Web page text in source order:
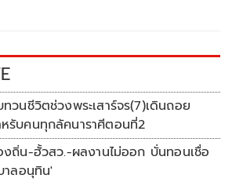
วนชีวิตช่วงพระเสาร์จร(7)เดินถอย
รับคนทุกลัคนาราศีตอนที่2
ถิ่น-ฮั้วสว.-ผลงานไม่ออก บั่นทอนเชื่อ
าลอนุทิน'